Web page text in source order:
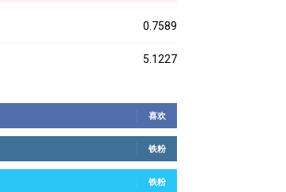
0.7589
5.1227
喜欢
铁粉
铁粉